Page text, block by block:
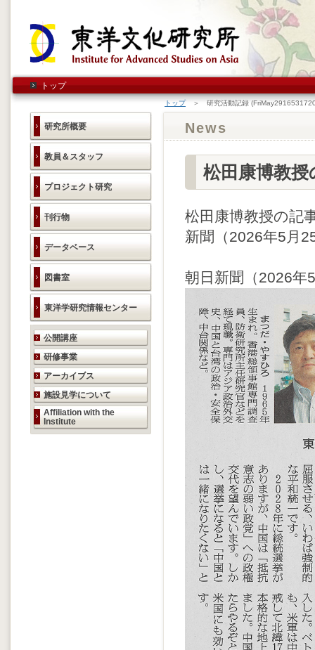
トップ
研究所概要
教員＆スタッフ
プロジェクト研究
刊行物
データベース
図書室
東洋学研究情報センター
研究活動のご案内
公開講座
研修事業
アーカイブス
施設見学について
Affiliation with the
Institute
トップ＞ 研究活動記録
News
松田康博教
松田康博教授の記
新聞（2026年5月
朝日新聞（2026年